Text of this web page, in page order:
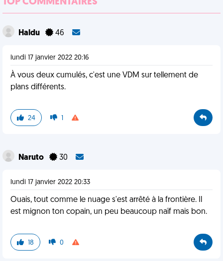
TOP COMMENTAIRES
Haldu 46
lundi 17 janvier 2022 20:16
À vous deux cumulés, c'est une VDM sur tellement de
plans différents.
24 1
Naruto 30
lundi 17 janvier 2022 20:33
Ouais, tout comme le nuage s'est arrêté à la frontière. Il
est mignon ton copain, un peu beaucoup naïf mais bon.
18 0